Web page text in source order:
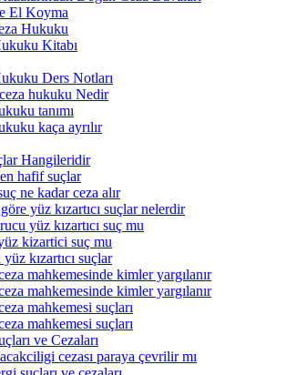
El Koyma
Hukuku
Kitabı
Ders Notları
hukuku Nedir
tanımı
kaça ayrılır
Hangileridir
en hafif suçlar
ne kadar ceza alır
yüz kızartıcı suçlar nelerdir
yüz kızartıcı suç mu
kizartici suç mu
kızartıcı suçlar
mahkemesinde kimler yargılanır
mahkemesinde kimler yargılanır
mahkemesi suçları
mahkemesi suçları
ve Cezaları
cezası paraya çevrilir mı